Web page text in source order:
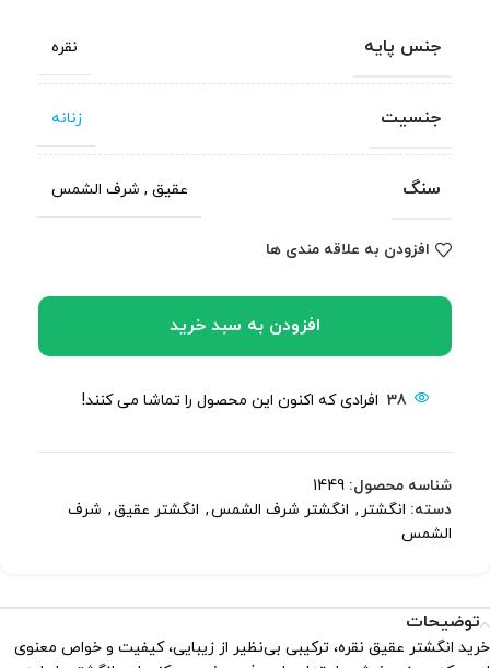
جنس پایه نقره
جنسیت زنانه
سنگ عقیق , شرف الشمس
افزودن به علاقه مندی ها
افزودن به سبد خرید
38 افرادی که اکنون این محصول را تماشا می کنند!
شناسه محصول: 1449
دسته: انگشتر , انگشتر شرف الشمس, انگشتر عقیق, شرف
الشمس
توضیحات
خرید انگشتر عقیق نقره، ترکیبی بی‌نظیر از زیبایی، کیفیت و خواص معنوی